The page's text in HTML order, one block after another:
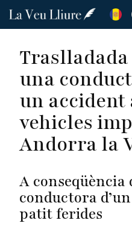
Vés
una
un accident
vehicles
Andorra la
A conseqüència
conductora
patit ferides